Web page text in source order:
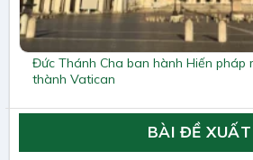
Đức Thánh Cha ban hành Hiến pháp
thành Vatican
BÀI ĐỀ XUẤT